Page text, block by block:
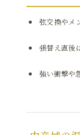
弦交換やメ
張替え直後
強い衝撃や